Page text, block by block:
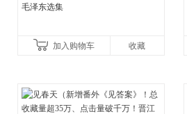
毛泽东选集
加入购物车 收藏